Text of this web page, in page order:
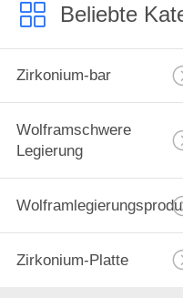
Beliebte
Zirkonium-bar
Wolframschwere
Legierung
Zirkonium-Platte